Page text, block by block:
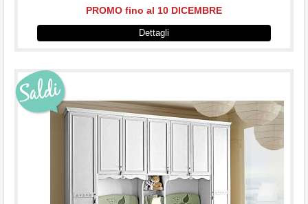
PROMO fino al 10 DICEMBRE
Dettagli